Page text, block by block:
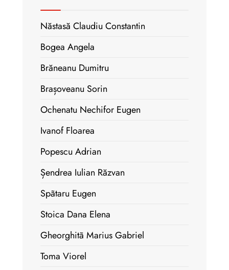
Năstasă Claudiu Constantin
Bogea Angela
Brăneanu Dumitru
Brașoveanu Sorin
Ochenatu Nechifor Eugen
Ivanof Floarea
Popescu Adrian
Șendrea Iulian Răzvan
Spãtaru Eugen
Stoica Dana Elena
Gheorghitã Marius Gabriel
Toma Viorel